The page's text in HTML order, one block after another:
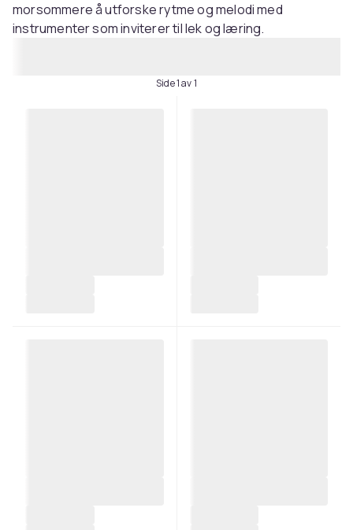
morsommere å utforske rytme og melodi med
instrumenter som inviterer til lek og læring.
Side 1 av 1